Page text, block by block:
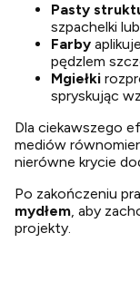
Pasty
szpachelki
Farby
pędzlem
Mgiełki
spryskując
Dla ciekawszego
mediów
nierówne krycie
Po zakończeniu
mydłem, aby
projekty.